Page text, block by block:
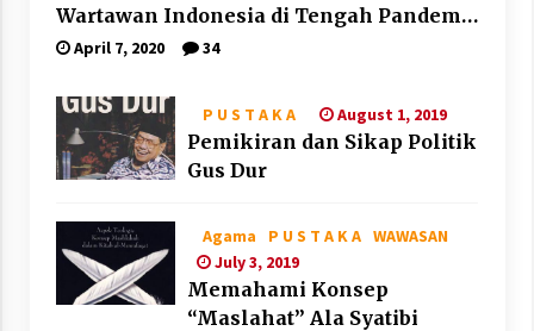
Wartawan Indonesia di Tengah Pandemi
Corona
April 7, 2020 34
P U S T A K A August 1, 2019
Pemikiran dan Sikap Politik
Gus Dur
Agama P U S T A K A WAWASAN
July 3, 2019
Memahami Konsep
“Maslahat” Ala Syatibi